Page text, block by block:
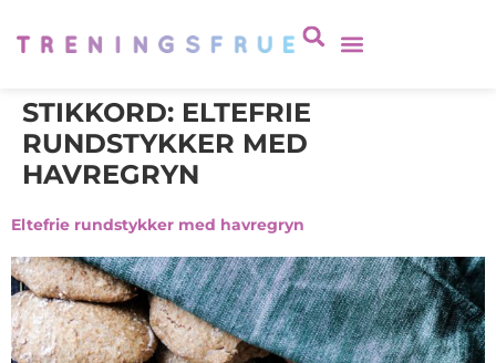
STIKKORD: ELTEFRIE
RUNDSTYKKER MED
HAVREGRYN
Eltefrie rundstykker med havregryn